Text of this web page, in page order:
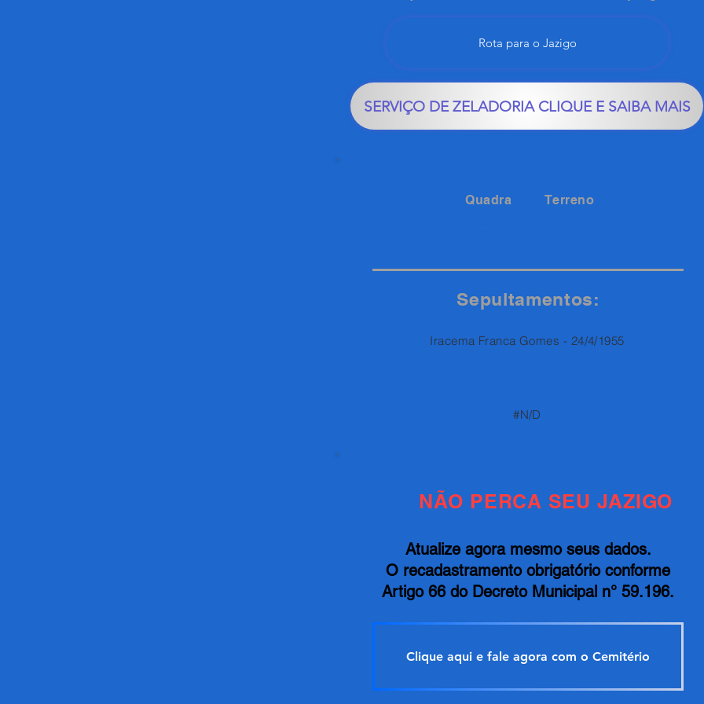
Rota para o Jazigo
SERVIÇO DE ZELADORIA CLIQUE E SAIBA MAIS
Quadra Terreno
Sepultamentos:
Iracema Franca Gomes - 24/4/1955
#N/D
NÃO PERCA SEU JAZIGO
Atualize agora mesmo seus dados.
O recadastramento obrigatório conforme
Artigo 66 do Decreto Municipal n° 59.196.
Clique aqui e fale agora com o Cemitério